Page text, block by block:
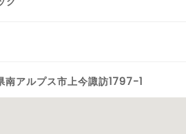
アルプス市上今諏訪1797-1